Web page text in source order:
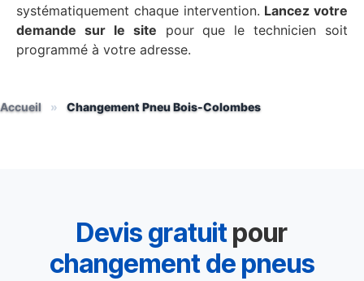
systématiquement chaque intervention. Lancez votre
demande sur le site pour que le technicien soit
programmé à votre adresse.
Accueil » Changement Pneu Bois-Colombes
Devis gratuitpour
changement de pneus